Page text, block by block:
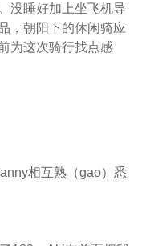
没睡好加上坐飞机导
，朝阳下的休闲骑应
为这次骑行找点感
相互熟（gao）悉